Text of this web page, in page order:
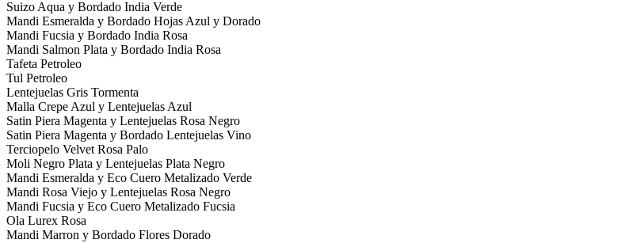
Suizo Aqua y Bordado India Verde
Mandi Esmeralda y Bordado Hojas Azul y Dorado
Mandi Fucsia y Bordado India Rosa
Mandi Salmon Plata y Bordado India Rosa
Tafeta Petroleo
Tul Petroleo
Lentejuelas Gris Tormenta
Malla Crepe Azul y Lentejuelas Azul
Satin Piera Magenta y Lentejuelas Rosa Negro
Satin Piera Magenta y Bordado Lentejuelas Vino
Terciopelo Velvet Rosa Palo
Moli Negro Plata y Lentejuelas Plata Negro
Mandi Esmeralda y Eco Cuero Metalizado Verde
Mandi Rosa Viejo y Lentejuelas Rosa Negro
Mandi Fucsia y Eco Cuero Metalizado Fucsia
Ola Lurex Rosa
Mandi Marron y Bordado Flores Dorado